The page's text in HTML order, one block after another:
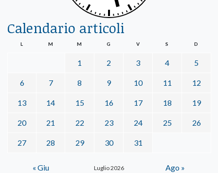
Calendario articoli
Luglio 2026
L M M G V S D
1 2 3 4 5
6 7 8 9 10 11 12
13 14 15 16 17 18 19
20 21 22 23 24 25 26
27 28 29 30 31
« Giu Ago »